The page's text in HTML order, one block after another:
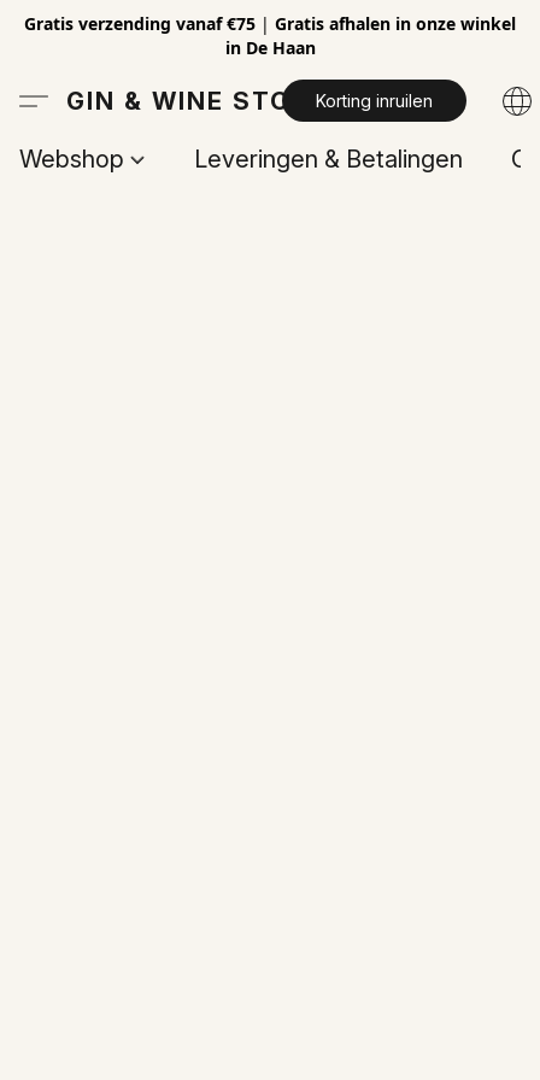
Gratis verzending vanaf €75 | Gratis afhalen in onze winkel
in De Haan
GIN & WINE STOREKorting inruilen
Webshop Leveringen & Betalingen